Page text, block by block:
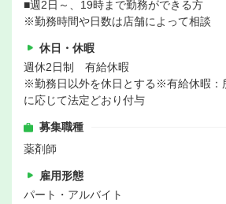
■週2日～、19時まで勤務ができる方
※勤務時間や日数は店舗によって相談
休日・休暇
週休2日制 有給休暇
※勤務日以外を休日とする※有給休暇：
に応じて法定どおり付与
募集職種
薬剤師
雇用形態
パート・アルバイト